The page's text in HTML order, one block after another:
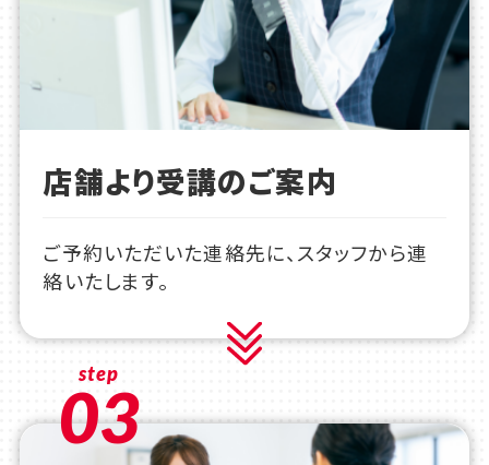
店舗より受講のご案内
ご予約いただいた連絡先に、スタッフから連
絡いたします。
step
03